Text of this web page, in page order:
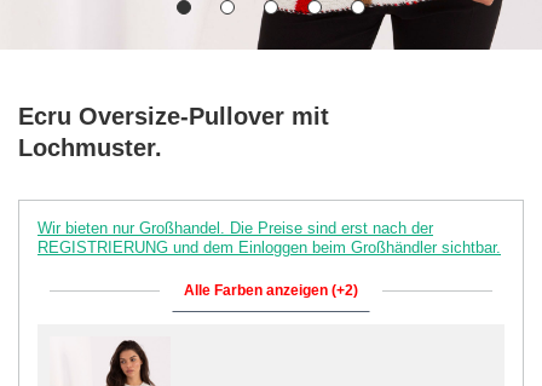
Ecru Oversize-Pullover mit
Lochmuster.
Wir bieten nur Großhandel. Die Preise sind erst nach der
REGISTRIERUNG und dem Einloggen beim Großhändler sichtbar.
Alle Farben anzeigen (+2)